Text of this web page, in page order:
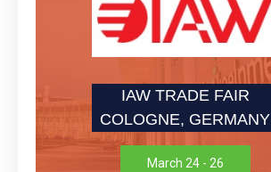
IAW TRADE FAIR
COLOGNE, GERMANY
March 24 - 26